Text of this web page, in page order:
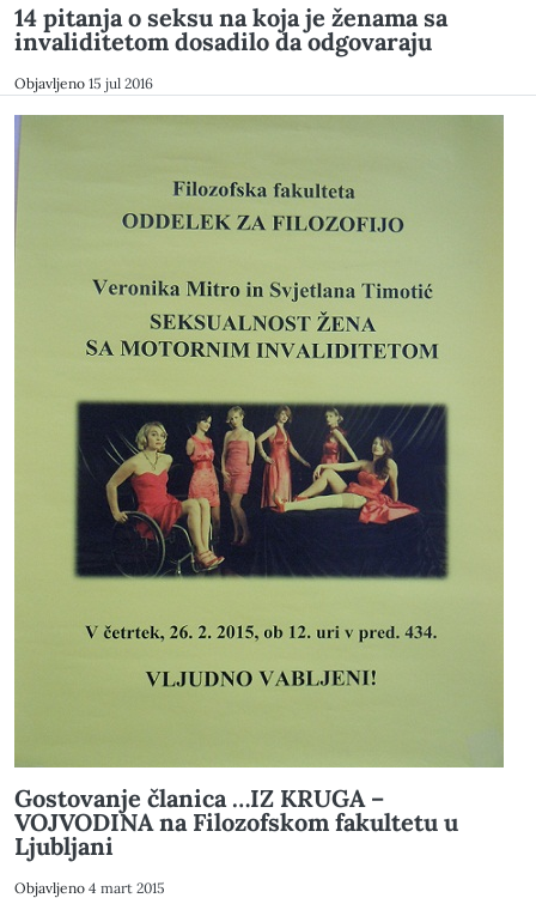
14 pitanja o seksu na koja je ženama sa
invaliditetom dosadilo da odgovaraju
Objavljeno 15 jul 2016
Gostovanje članica …IZ KRUGA –
VOJVODINA na Filozofskom fakultetu u
Ljubljani
Objavljeno 4 mart 2015